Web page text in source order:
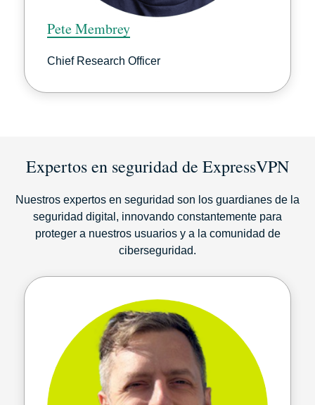
Pete Membrey
Chief Research Officer
Expertos en seguridad de ExpressVPN
Nuestros expertos en seguridad son los guardianes de la
seguridad digital, innovando constantemente para
proteger a nuestros usuarios y a la comunidad de
ciberseguridad.